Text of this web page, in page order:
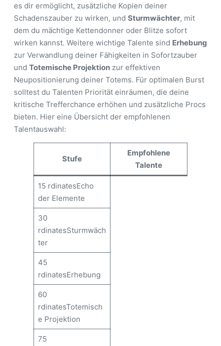
es dir ermöglicht, zusätzliche Kopien deiner
Schadenszauber zu wirken, und Sturmwächter, mit
dem du mächtige Kettendonner oder Blitze sofort
wirken kannst. Weitere wichtige Talente sind Erhebung
zur Verwandlung deiner Fähigkeiten in Sofortzauber
und Totemische Projektion zur effektiven
Neupositionierung deiner Totems. Für optimalen Burst
solltest du Talenten Priorität einräumen, die deine
kritische Trefferchance erhöhen und zusätzliche Procs
bieten. Hier eine Übersicht der empfohlenen
Talentauswahl:
Stufe
Empfohlene
Talente
15 rdinatesEcho
der Elemente
30
rdinatesSturmwäch
ter
45
rdinatesErhebung
60
rdinatesTotemisch
e Projektion
75